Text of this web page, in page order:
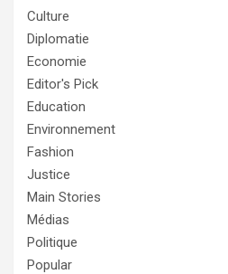
Culture
Diplomatie
Economie
Editor's Pick
Education
Environnement
Fashion
Justice
Main Stories
Médias
Politique
Popular